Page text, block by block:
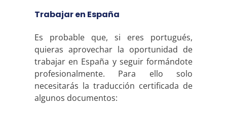
Trabajar en España
Es probable que, si eres portugués,
quieras aprovechar la oportunidad de
trabajar en España y seguir formándote
profesionalmente. Para ello solo
necesitarás la traducción certificada de
algunos documentos: